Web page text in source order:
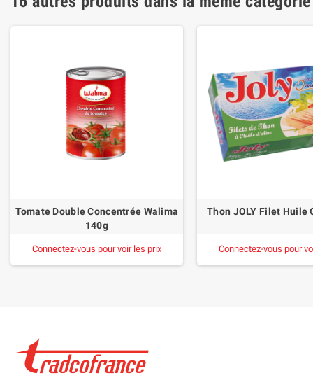
Tomate Double Concentrée Walima
140g
Connectez-vous pour voir les prix
Thon JOLY Filet Huile
Connectez-vous pour